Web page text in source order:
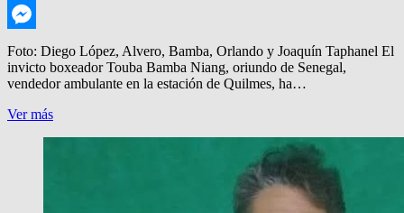
Telegram
Messenger
Foto: Diego López, Alvero, Bamba, Orlando y Joaquín Taphanel El
invicto boxeador Touba Bamba Niang, oriundo de Senegal,
vendedor ambulante en la estación de Quilmes, ha…
Ver másBOX: